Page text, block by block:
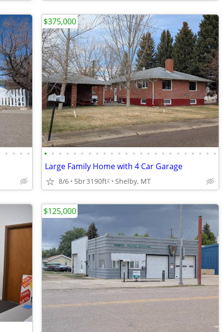
• • • • • • • • • • • • • • • • • • • • • • • • • • • •
Large Family Home with 4 Car Garage
8/6 5br3190ft2 Shelby, MT
$375,000
$125,000